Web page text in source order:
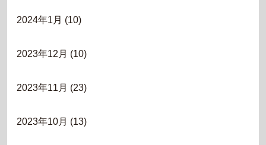
2024年1月 (10)
2023年12月 (10)
2023年11月 (23)
2023年10月 (13)